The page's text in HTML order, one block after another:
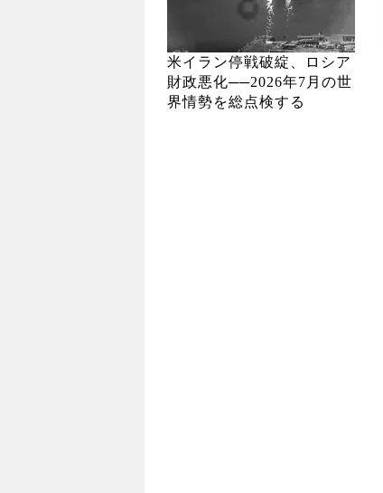
米イラン停戦破綻、ロシア
財政悪化──2026年7月の世
界情勢を総点検する